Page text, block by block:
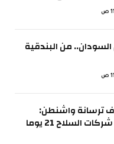
من البندقية
ترسانة واشنطن:
البنتاغون يمهل شركات السلاح 21 يوما